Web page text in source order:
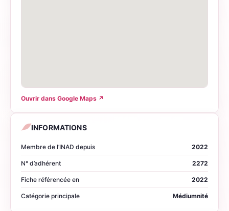
Ouvrir dans Google Maps ↗
INFORMATIONS
Membre de l’INAD depuis 2022
N° d’adhérent 2272
Fiche référencée en 2022
Catégorie principale Médiumnité